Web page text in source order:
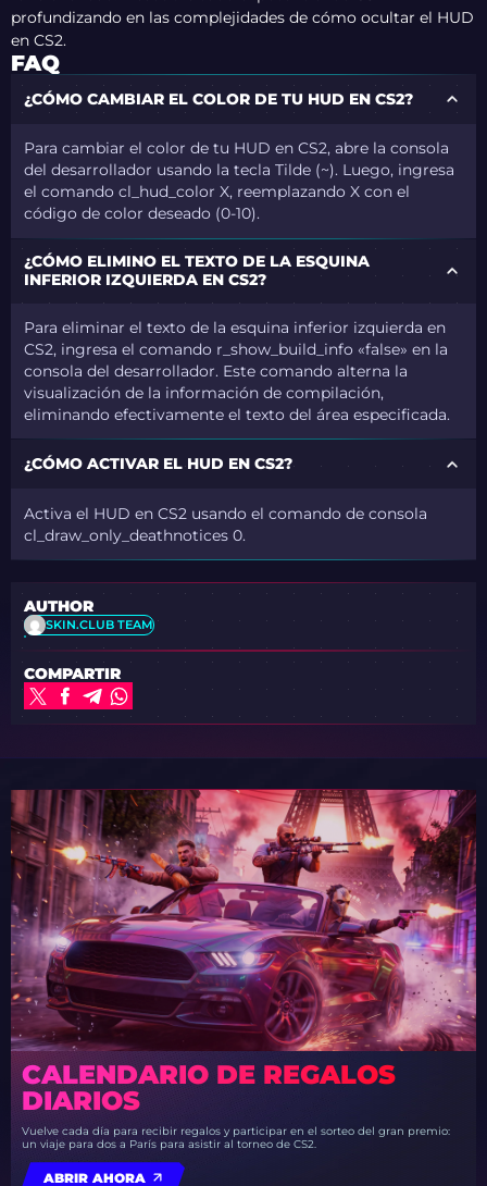
profundizando en las complejidades de cómo ocultar el HUD
en CS2.
FAQ
¿CÓMO CAMBIAR EL COLOR DE TU HUD EN CS2?
Para cambiar el color de tu HUD en CS2, abre la consola
del desarrollador usando la tecla Tilde (~). Luego, ingresa
el comando cl_hud_color X, reemplazando X con el
código de color deseado (0-10).
¿CÓMO ELIMINO EL TEXTO DE LA ESQUINA
INFERIOR IZQUIERDA EN CS2?
Para eliminar el texto de la esquina inferior izquierda en
CS2, ingresa el comando r_show_build_info «false» en la
consola del desarrollador. Este comando alterna la
visualización de la información de compilación,
eliminando efectivamente el texto del área especificada.
¿CÓMO ACTIVAR EL HUD EN CS2?
Activa el HUD en CS2 usando el comando de consola
cl_draw_only_deathnotices 0.
AUTHOR
SKIN.CLUB TEAM
COMPARTIR
CALENDARIO DE REGALOS
DIARIOS
Vuelve cada día para recibir regalos y participar en el sorteo del gran premio:
un viaje para dos a París para asistir al torneo de CS2.
ABRIR AHORA